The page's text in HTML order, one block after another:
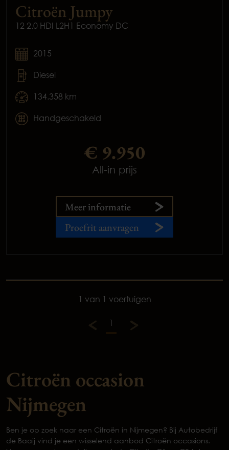
Citroën Jumpy
12 2.0 HDI L2H1 Economy DC
2015
Diesel
134.358 km
Handgeschakeld
€ 9.950
All-in prijs
Meer informatie
Proefrit aanvragen
1 van 1 voertuigen
1
Citroën occasion
Nijmegen
Ben je op zoek naar een Citroën in Nijmegen? Bij Autobedrijf
de Baaij vind je een wisselend aanbod Citroën occasions.